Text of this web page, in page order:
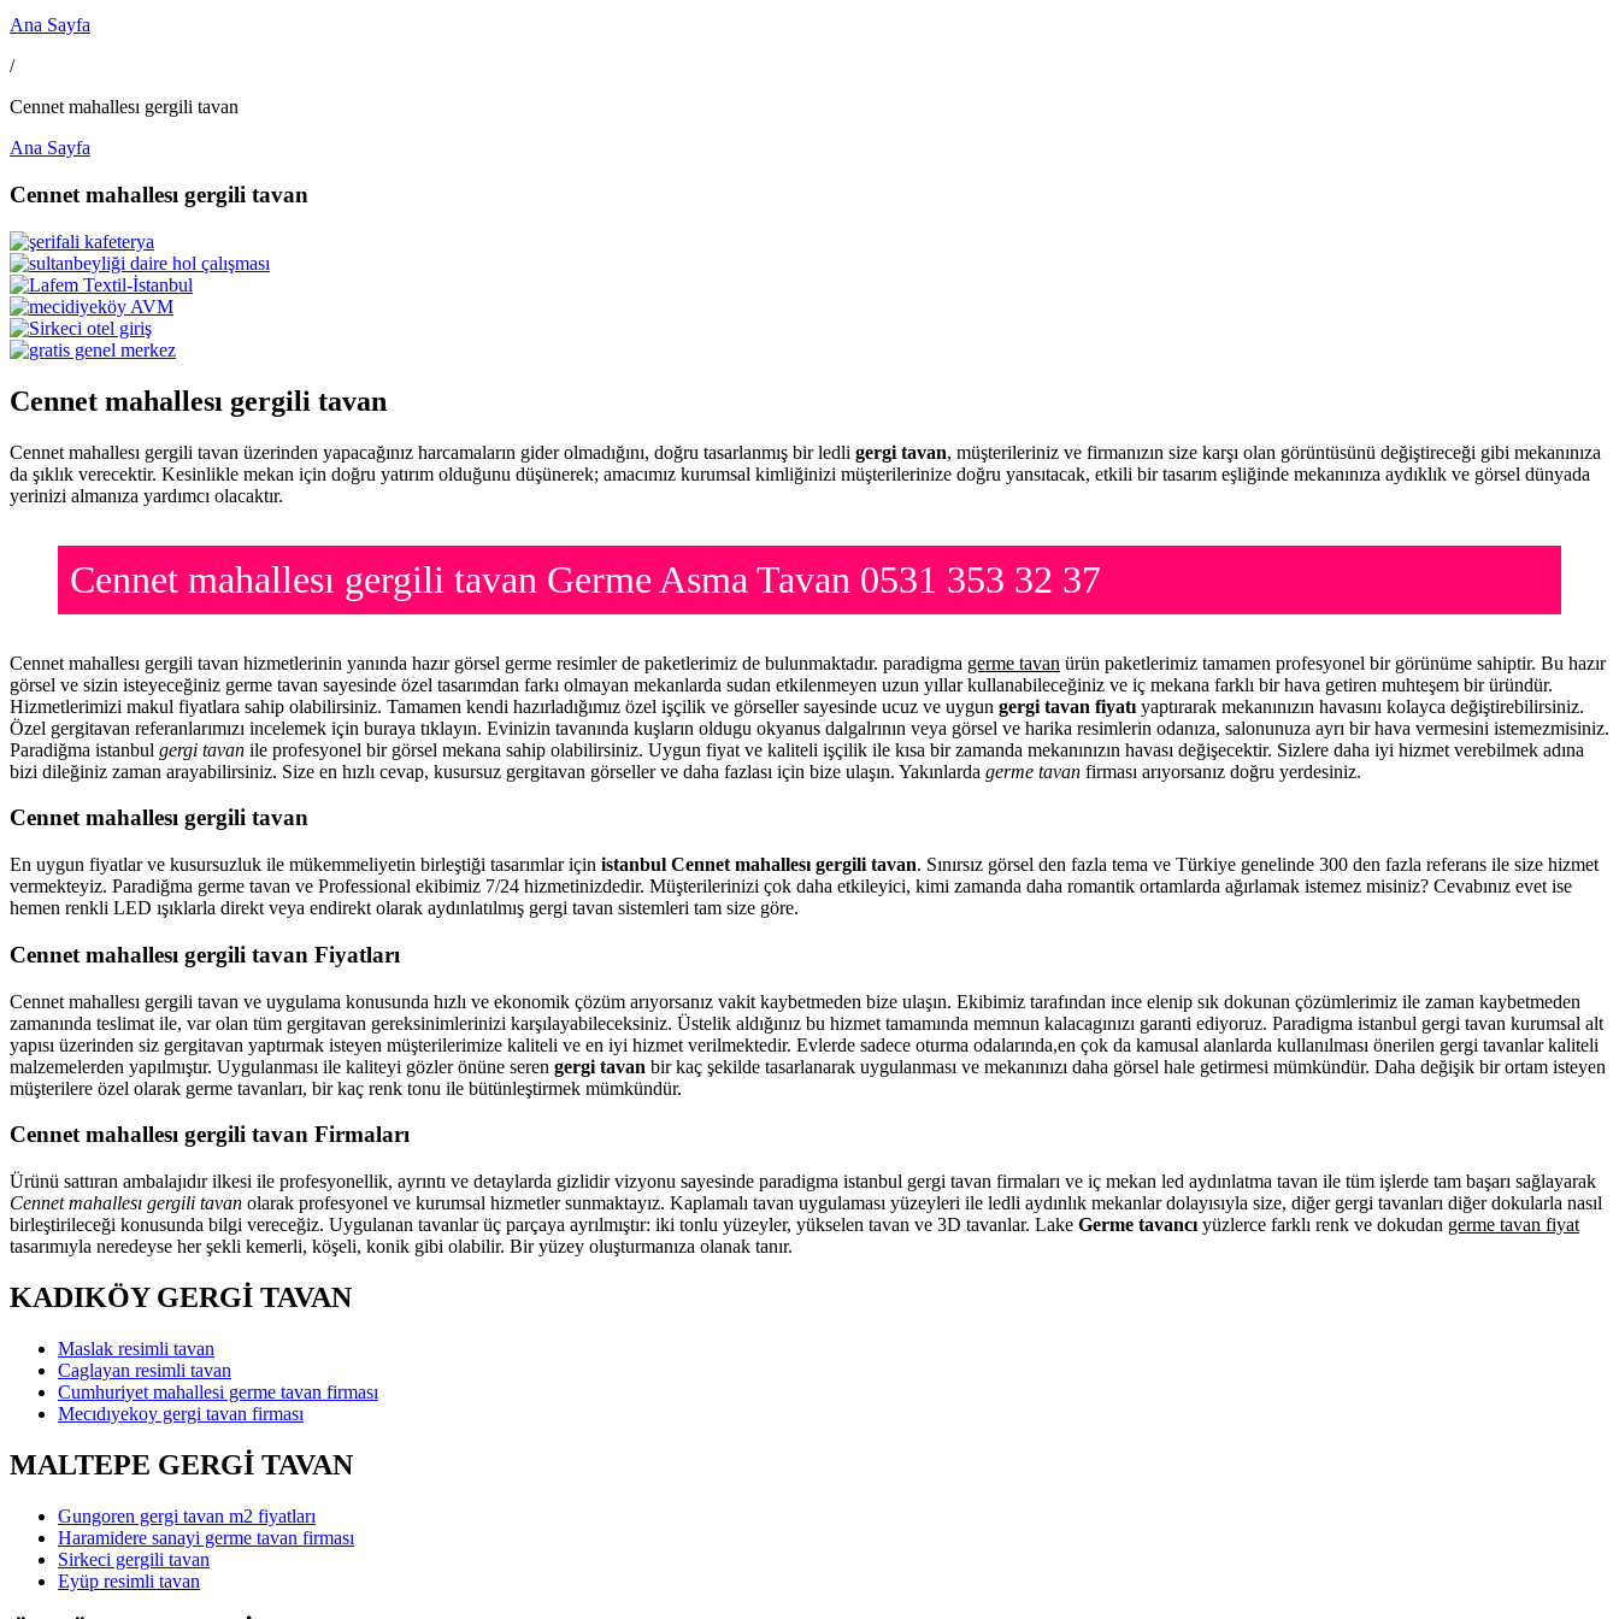
Ana Sayfa
/
Cennet mahallesı gergili tavan
Ana Sayfa
Cennet mahallesı gergili tavan
Cennet mahallesı gergili tavan
Cennet mahallesı gergili tavan üzerinden yapacağınız harcamaların gider olmadığını, doğru tasarlanmış bir ledli gergi tavan, müşterileriniz ve firmanızın size karşı olan görüntüsünü değiştireceği gibi mekanınıza
da şıklık verecektir. Kesinlikle mekan için doğru yatırım olduğunu düşünerek; amacımız kurumsal kimliğinizi müşterilerinize doğru yansıtacak, etkili bir tasarım eşliğinde mekanınıza aydıklık ve görsel dünyada
yerinizi almanıza yardımcı olacaktır.
Cennet mahallesı gergili tavan Germe Asma Tavan 0531 353 32 37
Cennet mahallesı gergili tavan hizmetlerinin yanında hazır görsel germe resimler de paketlerimiz de bulunmaktadır. paradigma germe tavan ürün paketlerimiz tamamen profesyonel bir görünüme sahiptir. Bu hazır
görsel ve sizin isteyeceğiniz germe tavan sayesinde özel tasarımdan farkı olmayan mekanlarda sudan etkilenmeyen uzun yıllar kullanabileceğiniz ve iç mekana farklı bir hava getiren muhteşem bir üründür.
Hizmetlerimizi makul fiyatlara sahip olabilirsiniz. Tamamen kendi hazırladığımız özel işçilik ve görseller sayesinde ucuz ve uygun gergi tavan fiyatı yaptırarak mekanınızın havasını kolayca değiştirebilirsiniz.
Özel gergitavan referanlarımızı incelemek için buraya tıklayın. Evinizin tavanında kuşların oldugu okyanus dalgalrının veya görsel ve harika resimlerin odanıza, salonunuza ayrı bir hava vermesini istemezmisiniz.
Paradiğma istanbul gergi tavan ile profesyonel bir görsel mekana sahip olabilirsiniz. Uygun fiyat ve kaliteli işçilik ile kısa bir zamanda mekanınızın havası değişecektir. Sizlere daha iyi hizmet verebilmek adına
bizi dileğiniz zaman arayabilirsiniz. Size en hızlı cevap, kusursuz gergitavan görseller ve daha fazlası için bize ulaşın. Yakınlarda germe tavan firması arıyorsanız doğru yerdesiniz.
Cennet mahallesı gergili tavan
En uygun fiyatlar ve kusursuzluk ile mükemmeliyetin birleştiği tasarımlar için istanbul Cennet mahallesı gergili tavan. Sınırsız görsel den fazla tema ve Türkiye genelinde 300 den fazla referans ile size hizmet
vermekteyiz. Paradiğma germe tavan ve Professional ekibimiz 7/24 hizmetinizdedir. Müşterilerinizi çok daha etkileyici, kimi zamanda daha romantik ortamlarda ağırlamak istemez misiniz? Cevabınız evet ise
hemen renkli LED ışıklarla direkt veya endirekt olarak aydınlatılmış gergi tavan sistemleri tam size göre.
Cennet mahallesı gergili tavan Fiyatları
Cennet mahallesı gergili tavan ve uygulama konusunda hızlı ve ekonomik çözüm arıyorsanız vakit kaybetmeden bize ulaşın. Ekibimiz tarafından ince elenip sık dokunan çözümlerimiz ile zaman kaybetmeden
zamanında teslimat ile, var olan tüm gergitavan gereksinimlerinizi karşılayabileceksiniz. Üstelik aldığınız bu hizmet tamamında memnun kalacagınızı garanti ediyoruz. Paradigma istanbul gergi tavan kurumsal alt
yapısı üzerinden siz gergitavan yaptırmak isteyen müşterilerimize kaliteli ve en iyi hizmet verilmektedir. Evlerde sadece oturma odalarında,en çok da kamusal alanlarda kullanılması önerilen gergi tavanlar kaliteli
malzemelerden yapılmıştır. Uygulanması ile kaliteyi gözler önüne seren gergi tavan bir kaç şekilde tasarlanarak uygulanması ve mekanınızı daha görsel hale getirmesi mümkündür. Daha değişik bir ortam isteyen
müşterilere özel olarak germe tavanları, bir kaç renk tonu ile bütünleştirmek mümkündür.
Cennet mahallesı gergili tavan Firmaları
Ürünü sattıran ambalajıdır ilkesi ile profesyonellik, ayrıntı ve detaylarda gizlidir vizyonu sayesinde paradigma istanbul gergi tavan firmaları ve iç mekan led aydınlatma tavan ile tüm işlerde tam başarı sağlayarak
Cennet mahallesı gergili tavan olarak profesyonel ve kurumsal hizmetler sunmaktayız. Kaplamalı tavan uygulaması yüzeyleri ile ledli aydınlık mekanlar dolayısıyla size, diğer gergi tavanları diğer dokularla nasıl
birleştirileceği konusunda bilgi vereceğiz. Uygulanan tavanlar üç parçaya ayrılmıştır: iki tonlu yüzeyler, yükselen tavan ve 3D tavanlar. Lake Germe tavancı yüzlerce farklı renk ve dokudan germe tavan fiyat
tasarımıyla neredeyse her şekli kemerli, köşeli, konik gibi olabilir. Bir yüzey oluşturmanıza olanak tanır.
KADIKÖY GERGİ TAVAN
Maslak resimli tavan
Caglayan resimli tavan
Cumhuriyet mahallesi germe tavan firması
Mecıdıyekoy gergi tavan firması
MALTEPE GERGİ TAVAN
Gungoren gergi tavan m2 fiyatları
Haramidere sanayi germe tavan firması
Sirkeci gergili tavan
Eyüp resimli tavan